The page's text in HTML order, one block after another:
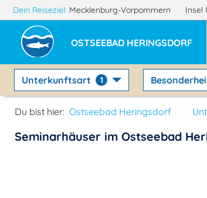
Dein Reiseziel: Mecklenburg-Vorpommern Insel
OSTSEEBAD HERINGSDORF
Unterkunftsart 1
Du bist hier: Ostseebad Heringsdorf
Seminarhäuser im Ostseebad